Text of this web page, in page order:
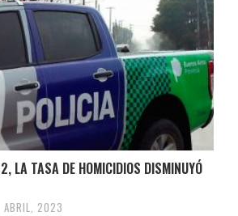
LA TASA DE HOMICIDIOS DISMINUYÓ
ABRIL, 2023